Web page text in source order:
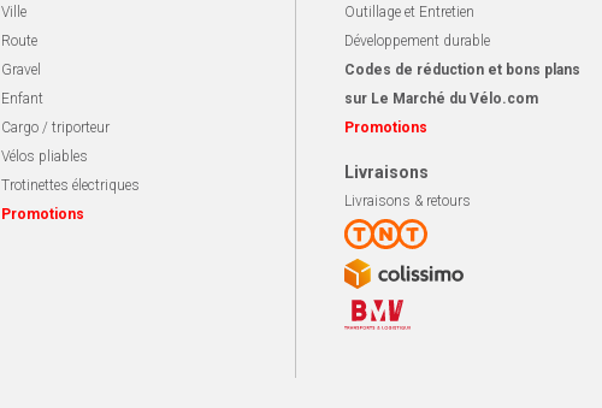
Ville
Route
Gravel
Enfant
Cargo / triporteur
Vélos pliables
Trotinettes électriques
Promotions
Outillage et Entretien
Développement durable
Codes de réduction et bons plans
sur Le Marché du Vélo.com
Promotions
Livraisons
Livraisons & retours